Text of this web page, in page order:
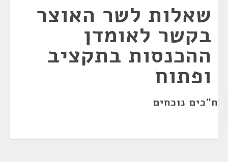
שאלות לשר האוצר
בקשר לאומדן
ההכנסות בתקציב
ופתוח
ח"כים נוכחים